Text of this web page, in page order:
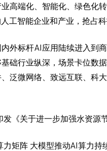
高端化、智能化、绿色化
工智能企业和产业，抢占
外标杆AI应用陆续进入到
础行业纵深，场景卡位数
泛微网络、致远互联、科
《关于进一步加强水资源
矩阵 大模型推动AI算力持